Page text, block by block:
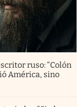
ruso: “Colón
América, sino